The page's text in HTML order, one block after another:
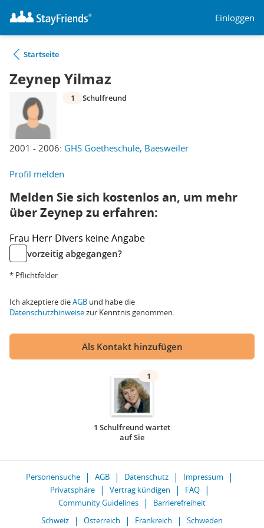
Einloggen
Startseite
Zeynep Yilmaz
2001 - 2006: GHS Goetheschule, Baesweiler
1 Schulfreund
Profil melden
Melden Sie sich kostenlos an, um mehr
über Zeynep zu erfahren:
Frau Herr Divers keine Angabe
vorzeitig abgegangen?
* Pflichtfelder
Ich akzeptiere dieAGB und habe die
Datenschutzhinweisezur Kenntnis genommen.
Als Kontakt hinzufügen
1
1 Schulfreund wartet
auf Sie
Personensuche AGB Datenschutz
Impressum
Privatsphäre
Vertrag kündigen
FAQ
Community Guidelines
Barrierefreiheit
Schweiz
Österreich Frankreich Schweden